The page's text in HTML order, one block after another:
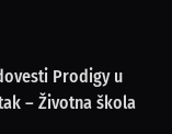
Prodigy u
– Životna škola